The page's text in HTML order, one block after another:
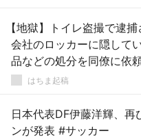
【地獄】トイレ盗撮で逮捕
会社のロッカーに隠して
品などの処分を同僚に依
由ではちま起稿
日本代表DF伊藤洋輝、
ンが発表 #サッカー